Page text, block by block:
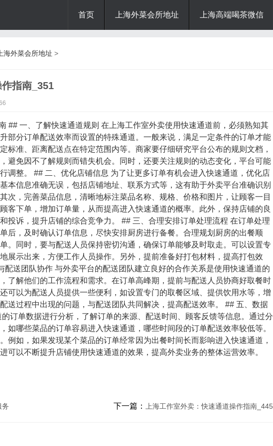
首页 上海外菜会所地址 上海高端喝茶微信
上海外菜会所地址 >
指南_351
## 一、了解快速通道规则 在上海工作室外卖使用快速通道前，必须熟知其
部分订单配送效率而设置的特殊通道。一般来说，满足一定条件的订单才能
标准、距离配送点在特定范围内等。商家要仔细研究平台公布的规则文档，
避免因不了解规则而错失机会。同时，还要关注规则的动态变化，平台可能
调整。 ## 二、优化店铺信息 为了让更多订单有机会进入快速通道，优化店
本信息准确无误，包括店铺地址、联系方式等，这有助于外卖平台准确识别
次，完善菜品信息，清晰地标注菜品名称、规格、价格和图片，让顾客一目
客下单，增加订单量，从而提高进入快速通道的概率。此外，保持店铺的良
投诉，提升店铺的综合竞争力。 ## 三、合理安排订单处理流程 在订单处理
后，及时确认订单信息，尽快安排厨房进行备餐。合理规划厨房的出餐顺
。同时，要与配送人员保持密切沟通，确保订单能够及时取走。可以设置专
展示出来，方便工作人员操作。另外，提前准备好打包材料，提高打包效
配送团队协作 与外卖平台的配送团队建立良好的合作关系是使用快速通道的
了解他们的工作流程和需求。在订单高峰期，提前与配送人员协商好取餐时
可以为配送人员提供一些便利，如设置专门的取餐区域、提供饮用水等，增
送过程中出现的问题，与配送团队共同解决，提高配送效率。 ## 五、数据
订单数据进行分析，了解订单的来源、配送时间、顾客反馈等信息。通过分
如哪些菜品的订单容易进入快速通道，哪些时间段的订单配送效率较低等。
例如，如果发现某个菜品的订单经常因为出餐时间长而影响进入快速通道，
可以不断提升店铺使用快速通道的效果，提高外卖业务的整体运营效率。
务 下一篇： 上海工作室外卖：快速通道操作指南_445